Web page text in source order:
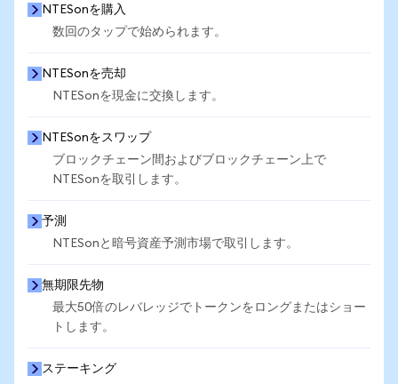
NTESonを購入
数回のタップで始められます。
NTESonを売却
NTESonを現金に交換します。
NTESonをスワップ
ブロックチェーン間およびブロックチェーン上で
NTESonを取引します。
予測
NTESonと暗号資産予測市場で取引します。
無期限先物
最大50倍のレバレッジでトークンをロングまたはショー
トします。
ステーキング